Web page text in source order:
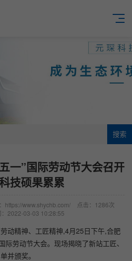
搜索
一”国际劳动节大会召开
技硕果累累
https://www.shychb.com/
点击：1286次
：2022-03-03 10:28:55
动精神、工匠精神,4月25日下午,合肥
际劳动节大会。现场揭晓了新站工匠、
并颁奖。